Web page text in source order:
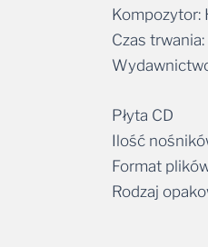
Kompozytor:
Czas
Płyta CD
Ilość
Format
Rodzaj